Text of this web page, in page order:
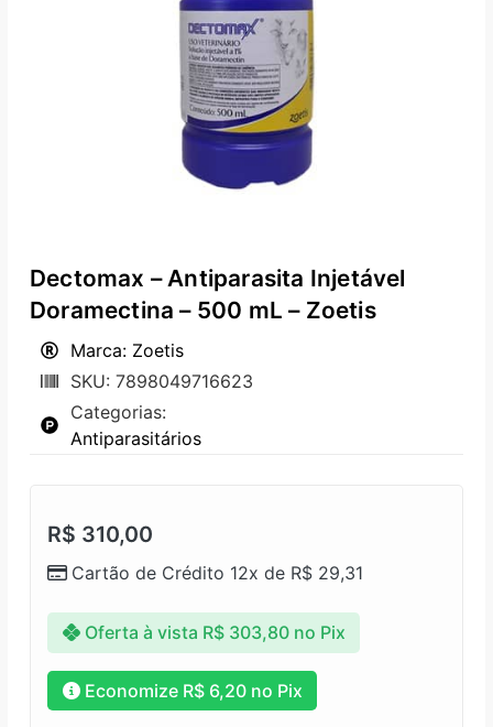
Dectomax – Antiparasita Injetável
Doramectina – 500 mL – Zoetis
Marca: Zoetis
SKU: 7898049716623
Categorias:
Antiparasitários
R$ 310,00
Cartão de Crédito 12x de R$ 29,31
Oferta à vista R$303,80 no Pix
Economize R$6,20no Pix